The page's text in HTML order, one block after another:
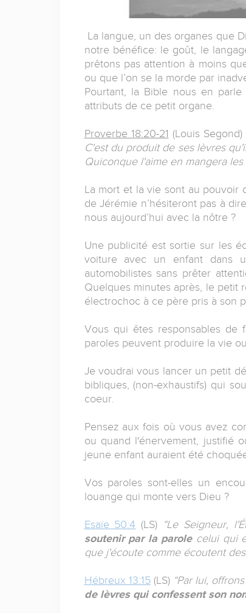
La langue, un des organes que
notre bénéfice: le goût, le
prêtons pas attention à moins
ou que l’on se la morde par
Pourtant, la Bible nous en
attributs de ce petit organe.
Proverbe 18:20-21 (Louis Segond)
C'est du produit de ses lèvres
Quiconque l'aime en mangera les
La mort et la vie sont au pouvoir
de Jérémie n’hésiteront pas à
nous aujourd’hui avec la nôtre ?
Une publicité est sortie sur les
voiture avec un enfant dans
automobilistes sans prêter
Quelques minutes après, le petit
électrochoc à ce père pris à son
Vous qui êtes responsables de
paroles peuvent produire la vie
Je voudrai vous lancer un petit
bibliques, (non-exhaustifs) qui
coeur.
Pensez aux fois où vous avez
ou quand l'énervement, justifié
jeune enfant auraient été
Vos paroles sont-elles un
louange qui monte vers Dieu ?
Esaïe 50:4 (LS) “Le Seigneur,
soutenir par la parolecelui qui
que j'écoute comme écoutent des
Hébreux 13:15(LS) “Par lui,
de lèvres qui confessent son